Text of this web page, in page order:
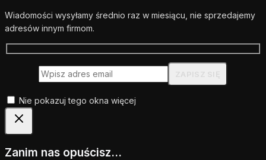
Wiadomości wysyłamy średnio raz w miesiącu, nie sprzedajemy
adresów innym firmom.
Nie pokazuj tego okna więcej
Zanim nas opuścisz...